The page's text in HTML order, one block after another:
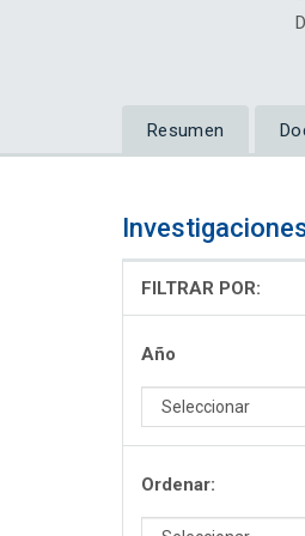
Resumen
FILTRAR POR:
Año
Ordenar: